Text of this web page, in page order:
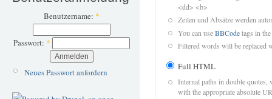
Benutzername: *
Passwort: *
Neues Passwort anfordern
<dd> <b>
Zeilen und Absätze werden
You can useBBCodetags in
Filtered words will be replaced
Full HTML
Internal paths in double quotes,
with the appropriate absolute